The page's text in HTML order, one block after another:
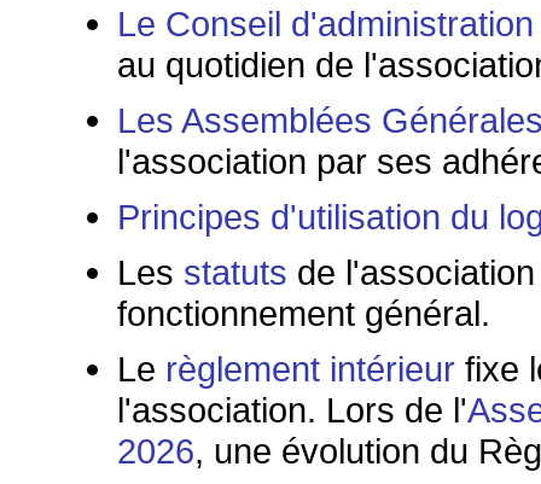
Le Conseil
au quotidien de
Les Assemblées
l'association par ses
Principes d'utilisation du
Les statuts de
fonctionnement général.
Le règlement intérieurfixe
l'association. Lors de l'
2026, une évolution du